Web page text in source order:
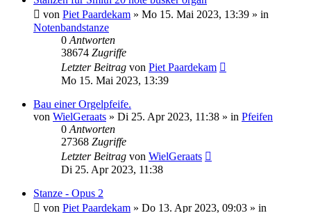
von Piet Paardekam » Mo 15. Mai 2023, 13:39 » in
Notenbandstanze
0Antworten
38674 Zugriffe
Letzter Beitrag von Piet Paardekam
Mo 15. Mai 2023, 13:39
Bau einer Orgelpfeife.
von WielGeraats » Di 25. Apr 2023, 11:38 » in Pfeifen
0Antworten
27368 Zugriffe
Letzter Beitrag von WielGeraats
Di 25. Apr 2023, 11:38
Stanze - Opus 2
von Piet Paardekam » Do 13. Apr 2023, 09:03 » in